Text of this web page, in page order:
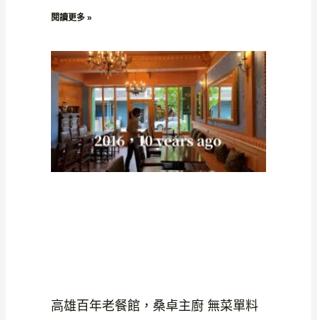
閱讀更多 »
高雄百年老餐館，桑卓主廚 無菜單料